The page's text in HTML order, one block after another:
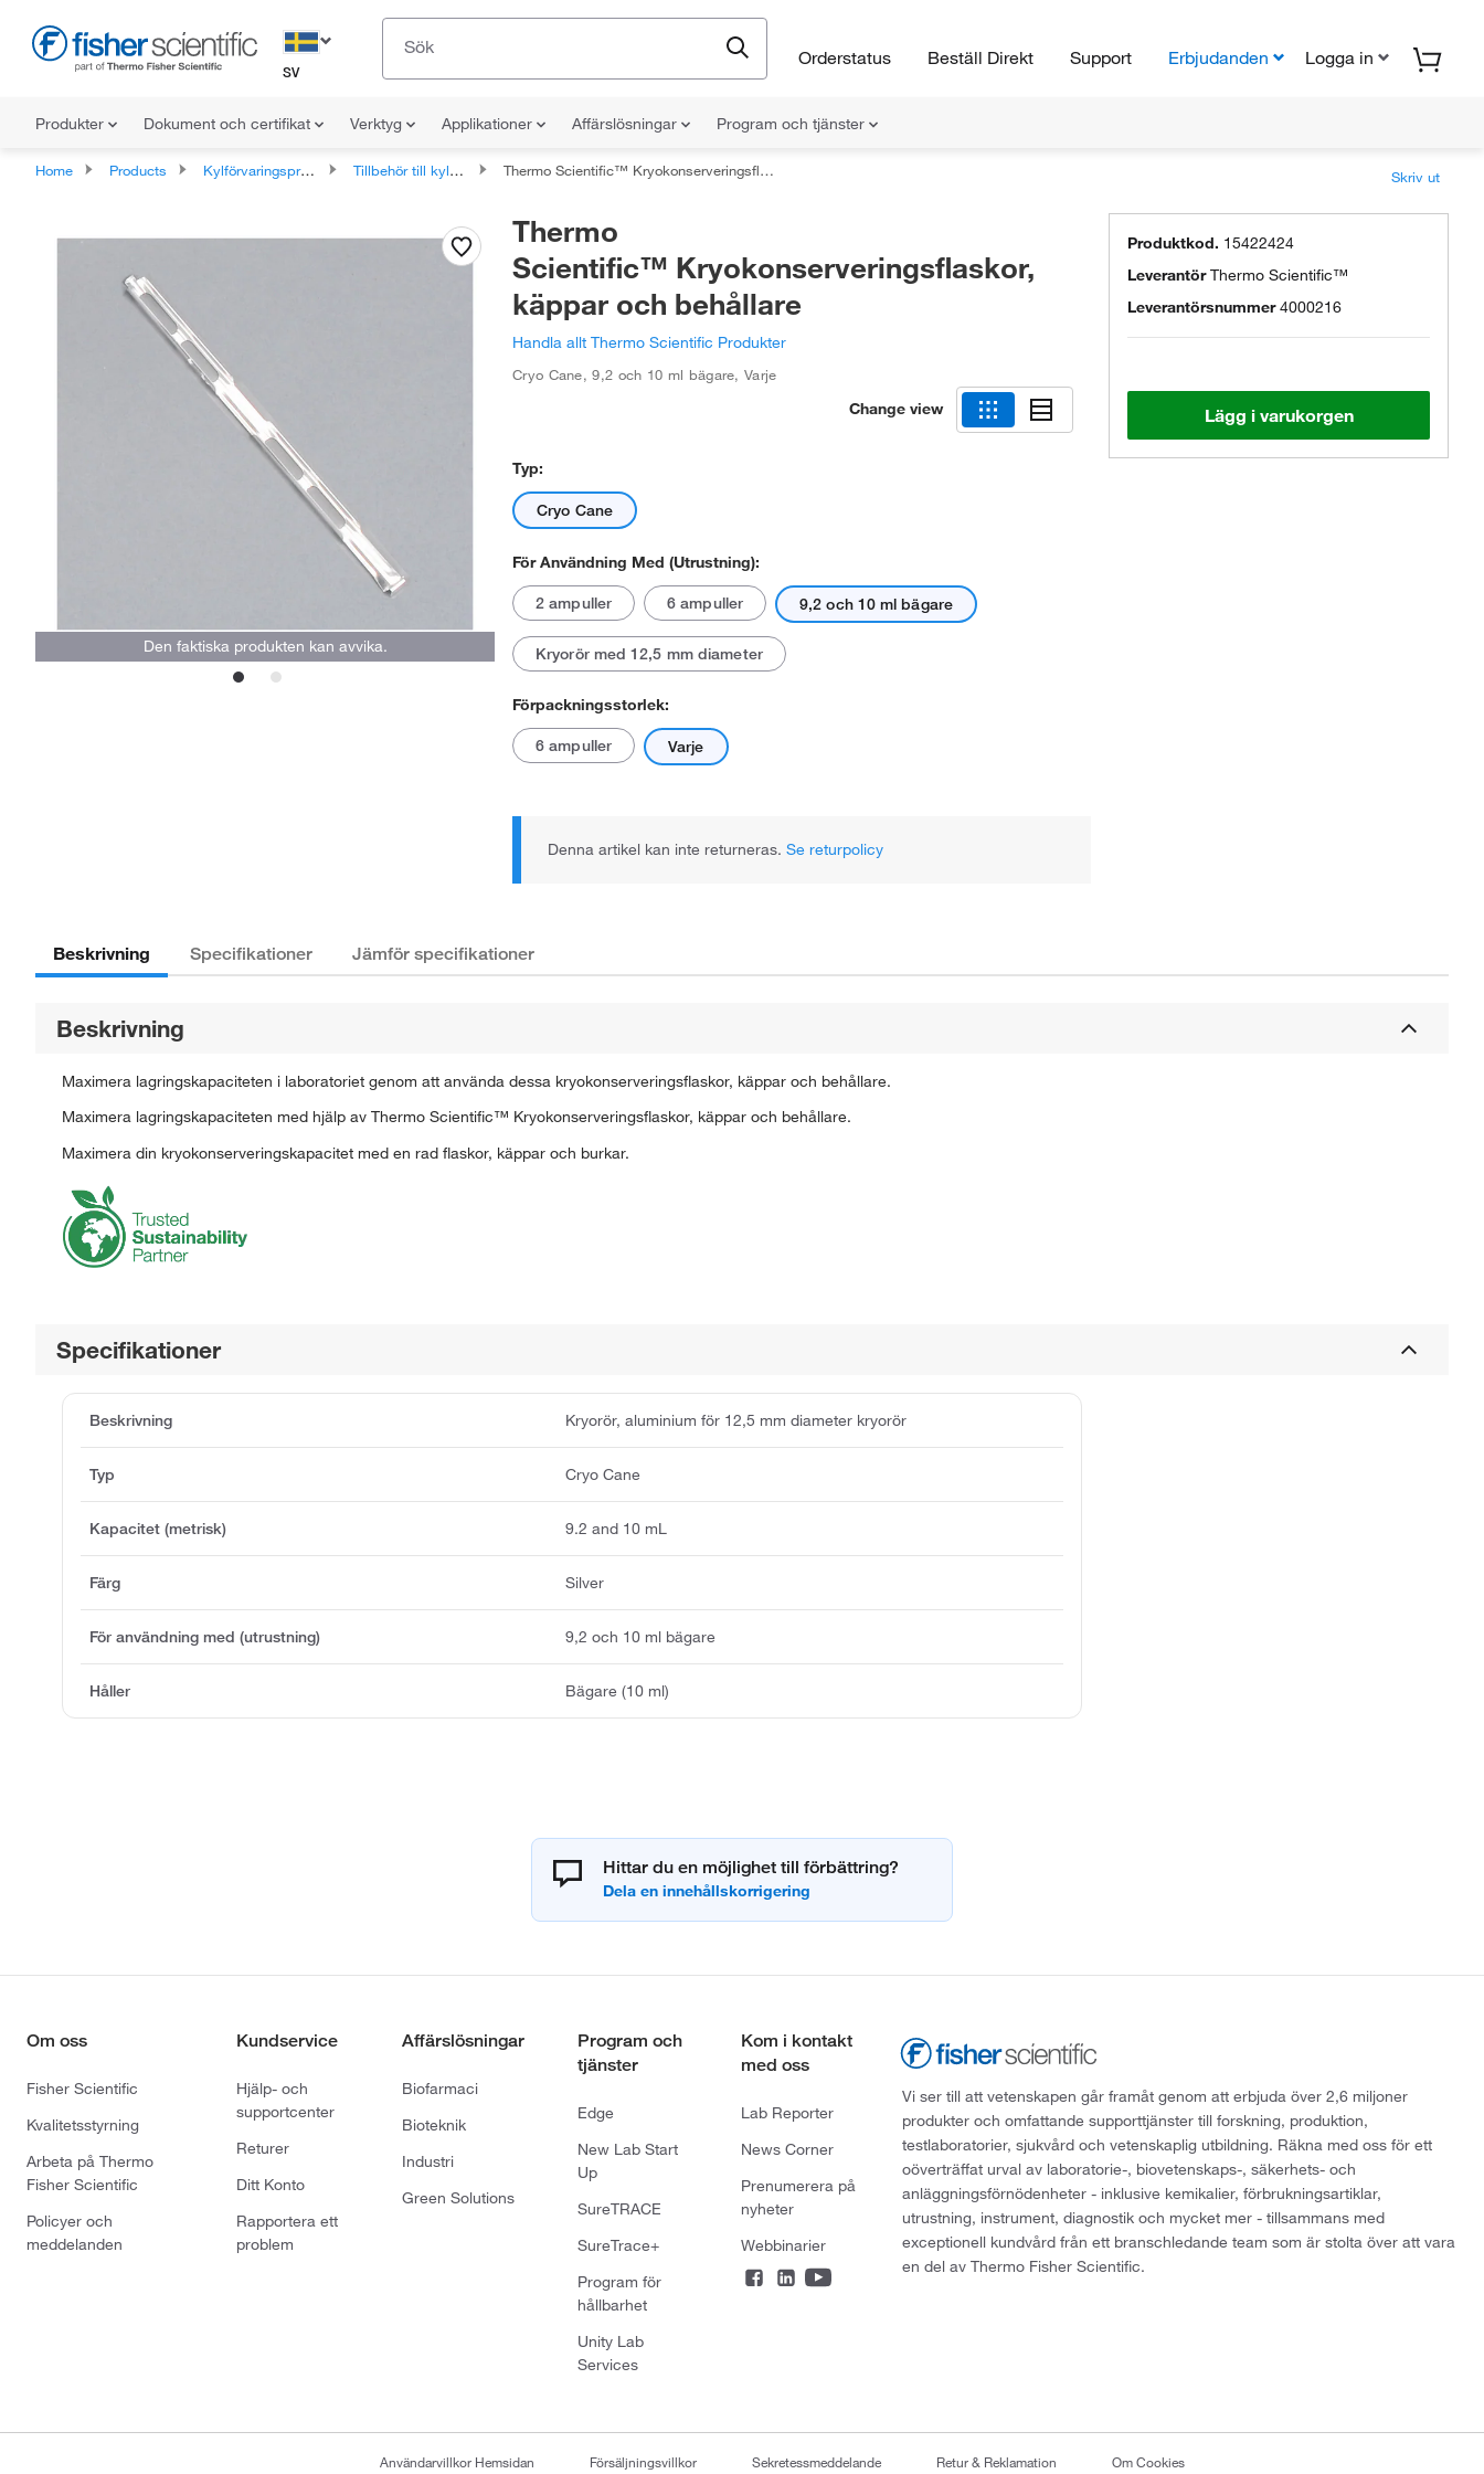
SV
Orderstatus Beställ Direkt Support Erbjudanden Logga in
Produkter Dokument och certifikat Verktyg Applikationer Affärslösningar Program och tjänster
Home Products Kylförvaringsprodukter Tillbehör till kyl och frys Thermo Scientific™ Kryokonserveringsflaskor, käppar och behållare Skriv ut
Den faktiska produkten kan avvika. Den faktiska produkten kan avvika.
Thermo
Scientific™ Kryokonserveringsflaskor,
käppar och behållare
Handla allt Thermo Scientific Produkter
Cryo Cane,9,2 och 10 ml bägare,Varje
Change view
Typ:
Cryo Cane
För Användning Med (utrustning):
2 ampuller 6 ampuller 9,2 och 10 ml bägare
Kryorör med 12,5 mm diameter
Förpackningsstorlek:
6 ampuller Varje
Denna artikel kan inte returneras. Se returpolicy
Produktkod. 15422424
LeverantörThermo Scientific™
Leverantörsnummer 4000216
Lägg i varukorgen
Beskrivning Specifikationer Jämför specifikationer
Beskrivning
Maximera lagringskapaciteten i laboratoriet genom att använda dessa kryokonserveringsflaskor, käppar och behållare.
Maximera lagringskapaciteten med hjälp av Thermo Scientific™ Kryokonserveringsflaskor, käppar och behållare.
Maximera din kryokonserveringskapacitet med en rad flaskor, käppar och burkar.
Specifikationer
Beskrivning Kryorör, aluminium för 12,5 mm diameter kryorör
Typ Cryo Cane
Kapacitet (metrisk) 9.2 and 10 mL
Färg Silver
För användning med (utrustning) 9,2 och 10 ml bägare
Håller Bägare (10 ml)
Hittar du en möjlighet till förbättring?
Om oss
Fisher Scientific
Kvalitetsstyrning
Arbeta på Thermo
Fisher Scientific
Policyer och
meddelanden
Kundservice
Hjälp- och
supportcenter
Returer
Ditt Konto
Rapportera ett
problem
Affärslösningar
Biofarmaci
Bioteknik
Industri
Green Solutions
Program och
tjänster
Edge
New Lab Start
Up
SureTRACE
SureTrace+
Program för
hållbarhet
Unity Lab
Services
Kom i kontakt
med oss
Lab Reporter
News Corner
Prenumerera på
nyheter
Webbinarier
Vi ser till att vetenskapen går framåt genom att erbjuda över 2,6 miljoner
produkter och omfattande supporttjänster till forskning, produktion,
testlaboratorier, sjukvård och vetenskaplig utbildning. Räkna med oss för ett
oöverträffat urval av laboratorie-, biovetenskaps-, säkerhets- och
anläggningsförnödenheter - inklusive kemikalier, förbrukningsartiklar,
utrustning, instrument, diagnostik och mycket mer - tillsammans med
exceptionell kundvård från ett branschledande team som är stolta över att vara
en del av Thermo Fisher Scientific.
Användarvillkor Hemsidan Försäljningsvillkor Sekretessmeddelande Retur & Reklamation Om Cookies